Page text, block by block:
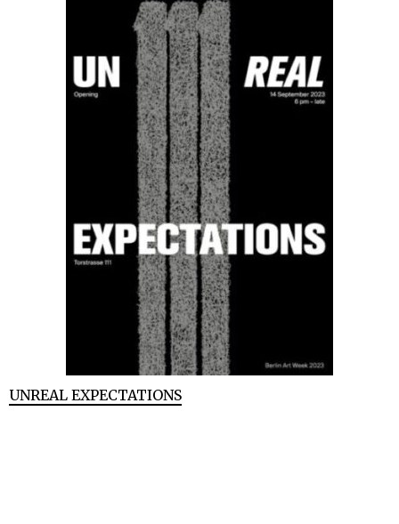
UNREAL EXPECTATIONS